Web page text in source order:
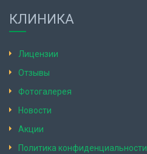
КЛИНИКА
Лицензии
Отзывы
Фотогалерея
Новости
Акции
Политика конфиденциальности